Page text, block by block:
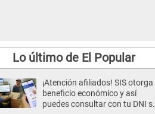
Lo último de El Popular
¡Atención afiliados! SIS otorga
beneficio económico y así
puedes consultar con tu DNI si